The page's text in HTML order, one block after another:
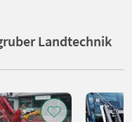
Landtechnik